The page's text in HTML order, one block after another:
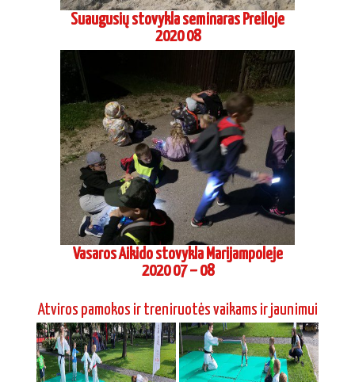
Suaugusių stovykla seminaras Preiloje
2020 08
Vasaros Aikido stovykla Marijampoleje
2020 07 – 08
Atviros pamokos ir treniruotės vaikams ir jaunimui